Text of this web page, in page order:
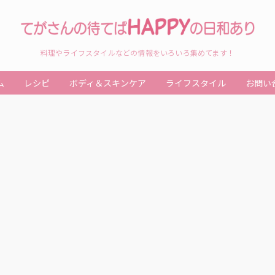
料理やライフスタイルなどの情報をいろいろ集めてます！
レシピ ボディ＆スキンケア ライフスタイル お問い